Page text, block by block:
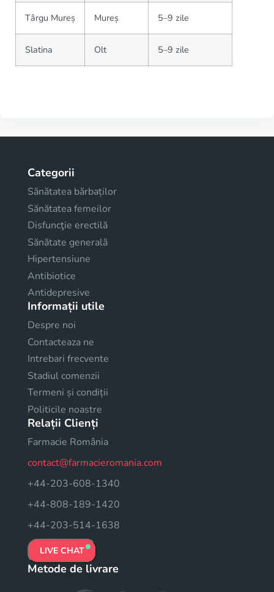
Târgu Mureș Mureș 5–9 zile
Slatina Olt 5–9 zile
Categorii
Sănătatea bărbaților
Sănătatea femeilor
Disfuncţie erectilă
Sănătate generală
Hipertensiune
Antibiotice
Antidepresive
Informații utile
Despre noi
Contacteaza ne
Intrebari frecvente
Stadiul comenzii
Termeni și condiții
Politicile noastre
Relații Clienți
Farmacie România
contact@farmacieromania.com
+44-203-608-1340
+44-808-189-1420
+44-203-514-1638
LIVE CHAT
Metode de livrare